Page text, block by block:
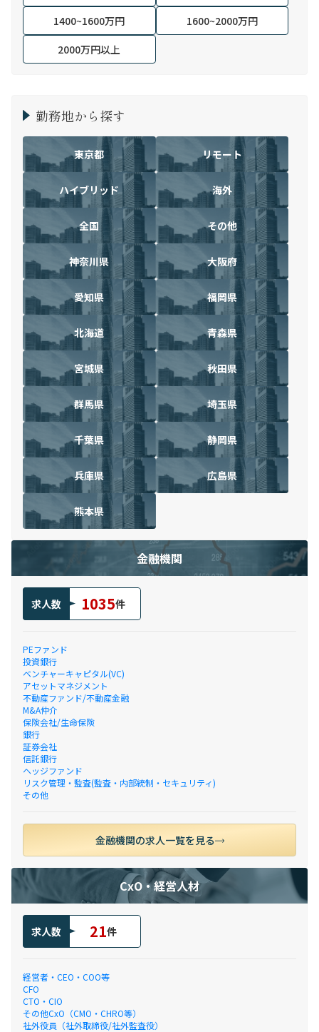
1400~1600万円
1600~2000万円
2000万円以上
勤務地から探す
東京都 リモート
ハイブリッド 海外
全国 その他
神奈川県 大阪府
愛知県 福岡県
北海道 青森県
宮城県 秋田県
群馬県 埼玉県
千葉県 静岡県
兵庫県 広島県
熊本県
金融機関
求人数 1035件
PEファンド
投資銀行
ベンチャーキャピタル(VC)
アセットマネジメント
不動産ファンド/不動産金融
M&A仲介
保険会社/生命保険
銀行
証券会社
信託銀行
ヘッジファンド
リスク管理・監査(監査・内部統制・セキュリティ)
その他
金融機関の求人一覧を見る
CxO・経営人材
求人数 21件
経営者・CEO・COO等
CFO
CTO・CIO
その他CxO（CMO・CHRO等）
社外役員（社外取締役/社外監査役）